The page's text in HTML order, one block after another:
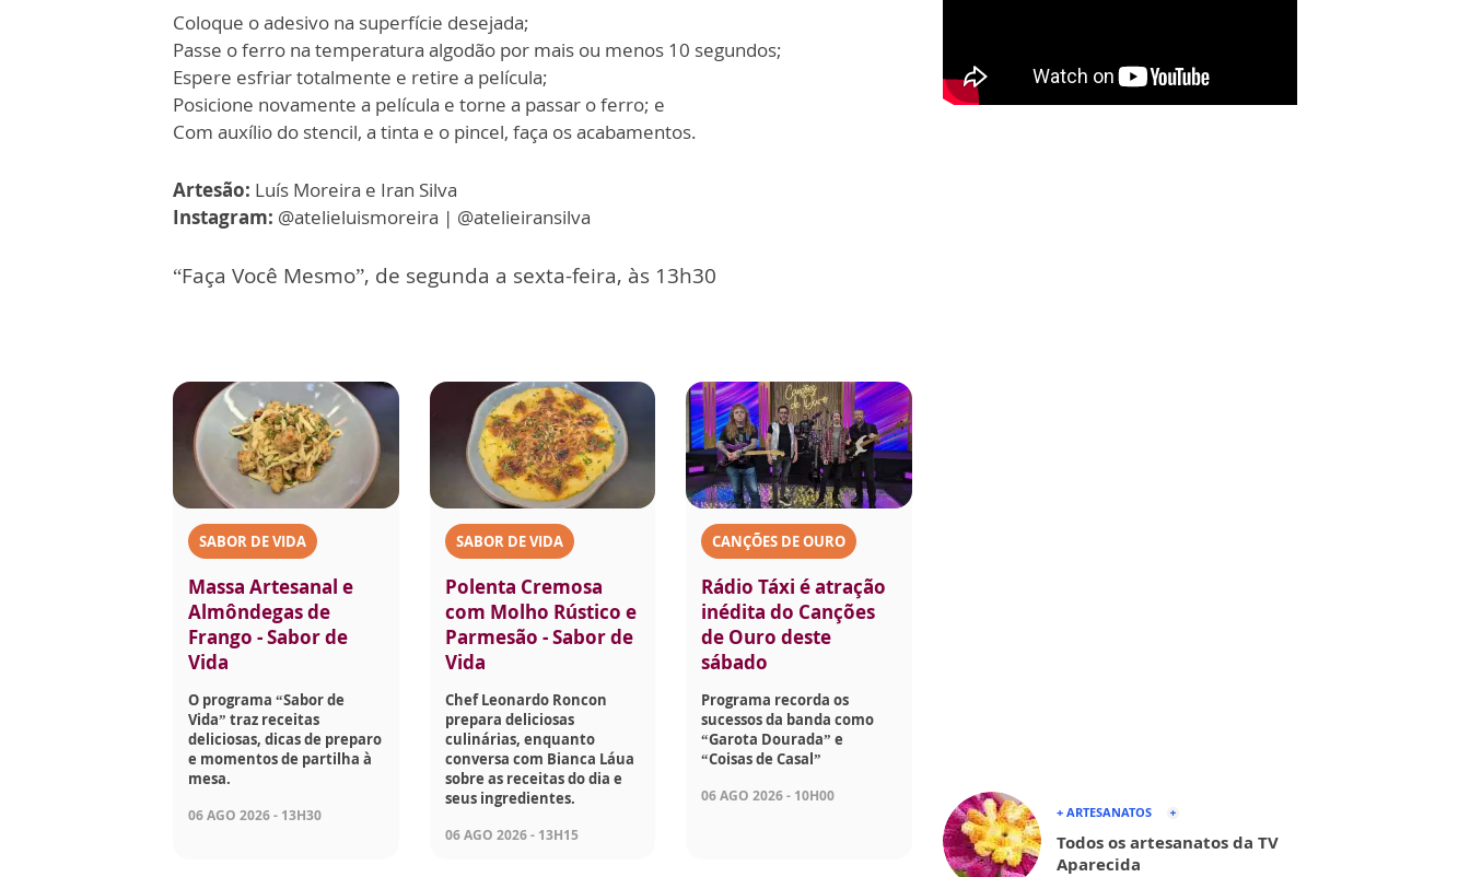
Coloque o adesivo na superfície desejada;
Passe o ferro na temperatura algodão por mais ou menos 10 segundos;
Espere esfriar totalmente e retire a película;
Posicione novamente a película e torne a passar o ferro; e
Com auxílio do stencil, a tinta e o pincel, faça os acabamentos.
Artesão: Luís Moreira e Iran Silva
Instagram: @atelieluismoreira | @atelieiransilva
“Faça Você Mesmo”, de segunda a sexta-feira, às 13h30
SABOR DE VIDA
Massa Artesanal e
Almôndegas de
Frango - Sabor de
Vida
O programa “Sabor de
Vida” traz receitas
deliciosas, dicas de preparo
e momentos de partilha à
mesa.
06 AGO 2026 - 13H30
SABOR DE VIDA
Polenta Cremosa
com Molho Rústico e
Parmesão - Sabor de
Vida
Chef Leonardo Roncon
prepara deliciosas
culinárias, enquanto
conversa com Bianca Láua
sobre as receitas do dia e
seus ingredientes.
06 AGO 2026 - 13H15
CANÇÕES DE OURO
Rádio Táxi é atração
inédita do Canções
de Ouro deste
sábado
Programa recorda os
sucessos da banda como
“Garota Dourada” e
“Coisas de Casal”
06 AGO 2026 - 10H00
+ ARTESANATOS
Todos os artesanatos da TV
Aparecida